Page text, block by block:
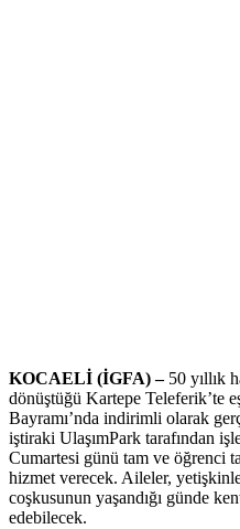
KOCAELİ (İGFA) – 50 yıllık
dönüştüğü Kartepe Teleferik’te
Bayramı’nda indirimli olarak
iştiraki UlaşımPark tarafından
Cumartesi günü tam ve öğrenci
hizmet verecek. Aileler,
coşkusunun yaşandığı günde
edebilecek.